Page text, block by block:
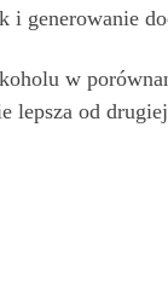
generowanie
w
od